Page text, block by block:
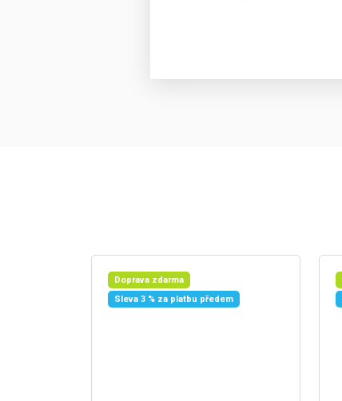
Doprava zdarma
Sleva 3 % za platbu předem